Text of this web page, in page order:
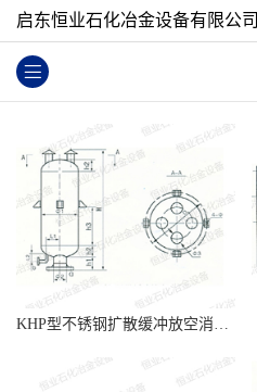
启东恒业石化冶金设备有限公司
KHP型不锈钢扩散缓冲放空消声...